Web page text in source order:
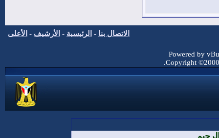
الاتصال بنا - الرئيسية - الأرشيف - الأعلى
Powered by
Copyright